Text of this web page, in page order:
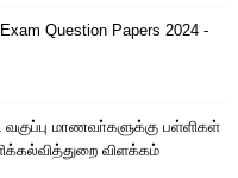
Question Papers 2024 -
வகுப்பு மாணவா்களுக்கு பள்ளிகள்
விளக்கம்